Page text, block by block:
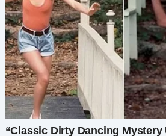
Майя отдыхала, я
нашла самый тяжёлый и
Вернувшись домой, мы с
выстелили изнутри пищевой
приделали ремни от старого
изобретательности и скотча,
самодельный беременный
неудобным весом и полным
неприятных ощущений.